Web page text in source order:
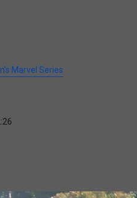
Marvel Series